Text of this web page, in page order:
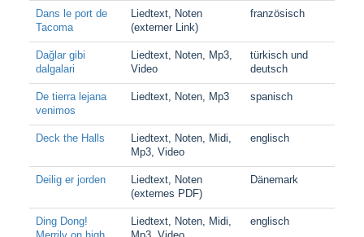
Dans le port de
Tacoma
Liedtext, Noten
(externer Link)
französisch
Dağlar gibi
dalgalari
Liedtext, Noten, Mp3,
Video
türkisch und
deutsch
De tierra lejana
venimos
Liedtext, Noten, Mp3 spanisch
Deck the Halls
Liedtext, Noten, Midi,
Mp3, Video
englisch
Deilig er jorden
Liedtext, Noten
(externes PDF)
Dänemark
Ding Dong!
Liedtext, Noten, Midi,
englisch